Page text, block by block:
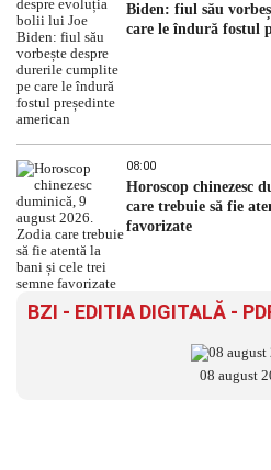
Biden: fiul său
care le îndură fostul
08:00
Horoscop chinezesc
care trebuie să fie
favorizate
BZI - EDITIA DIGITALĂ -
08 august